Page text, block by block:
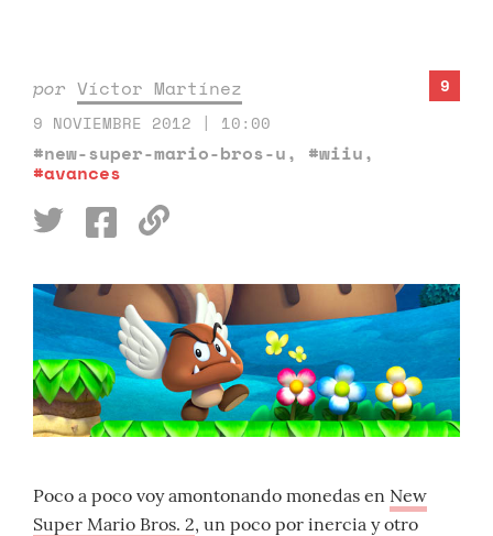
por Víctor Martínez
9 NOVIEMBRE 2012 | 10:00
#new-super-mario-bros-u, #wiiu,
#avances
9
Poco a poco voy amontonando monedas en New
Super Mario Bros. 2, un poco por inercia y otro